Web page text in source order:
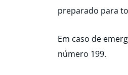
preparado para
Em caso de
número 199.